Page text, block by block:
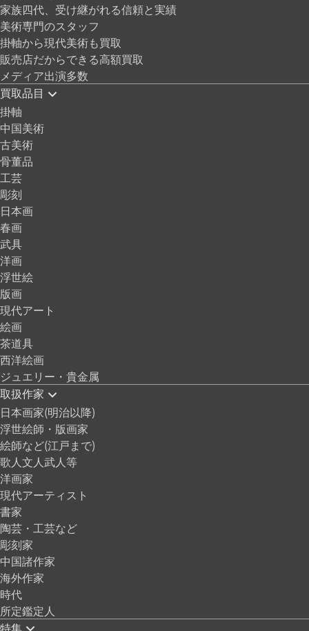
家族四代、受け継がれる信頼と実績
美術専門のスタッフ
掛軸から現代美術も買取
販売店だからできる高額買取
メディア出演多数
買取品目
掛軸
中国美術
古美術
骨董品
工芸
彫刻
日本画
春画
武具
洋画
浮世絵
版画
現代アート
絵画
茶道具
西洋絵画
ジュエリー・貴金属
取扱作家
日本画家(明治以降)
浮世絵師・版画家
絵師など(江戸まで)
歌人文人武人等
洋画家
現代アーティスト
書家
陶芸・工芸など
彫刻家
中国諸作家
海外作家
時代
所定鑑定人
特集